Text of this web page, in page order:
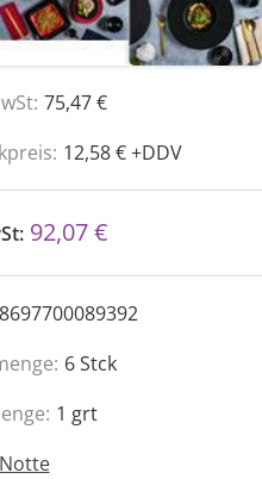
75,47 €
12,58 € +DDV
92,07 €
8697700089392
6Stck
1 grt
Notte